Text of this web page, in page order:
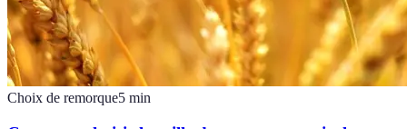
Choix de remorque5 min